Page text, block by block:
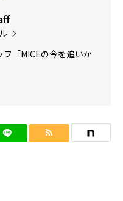
フ「MICEの今を追いか